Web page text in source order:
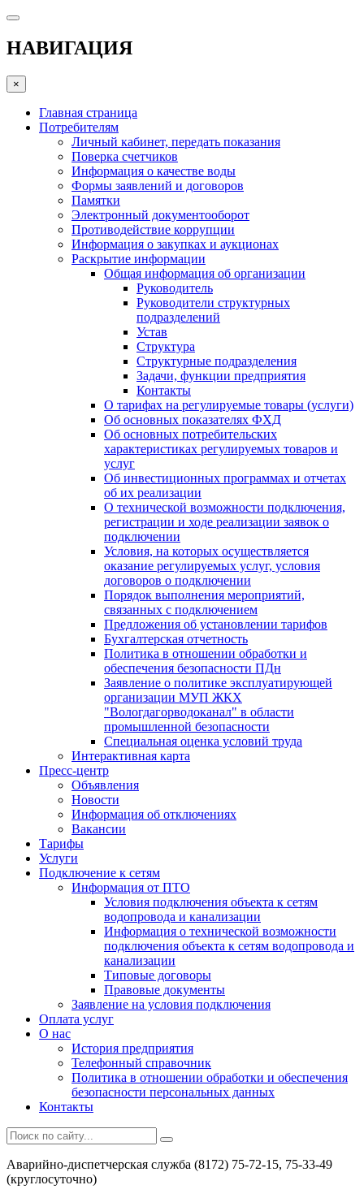
НАВИГАЦИЯ
×
Главная страница
Потребителям
Личный кабинет, передать показания
Поверка счетчиков
Информация о качестве воды
Формы заявлений и договоров
Памятки
Электронный документооборот
Противодействие коррупции
Информация о закупках и аукционах
Раскрытие информации
Общая информация об организации
Руководитель
Руководители структурных
подразделений
Устав
Структура
Структурные подразделения
Задачи, функции предприятия
Контакты
О тарифах на регулируемые товары (услуги)
Об основных показателях ФХД
Об основных потребительских
характеристиках регулируемых товаров и
услуг
Об инвестиционных программах и отчетах
об их реализации
О технической возможности подключения,
регистрации и ходе реализации заявок о
подключении
Условия, на которых осуществляется
оказание регулируемых услуг, условия
договоров о подключении
Порядок выполнения мероприятий,
связанных с подключением
Предложения об установлении тарифов
Бухгалтерская отчетность
Политика в отношении обработки и
обеспечения безопасности ПДн
Заявление о политике эксплуатирующей
организации МУП ЖКХ
"Вологдагорводоканал" в области
промышленной безопасности
Специальная оценка условий труда
Интерактивная карта
Пресс-центр
Объявления
Новости
Информация об отключениях
Вакансии
Тарифы
Услуги
Подключение к сетям
Информация от ПТО
Условия подключения объекта к сетям
водопровода и канализации
Информация о технической возможности
подключения объекта к сетям водопровода и
канализации
Типовые договоры
Правовые документы
Заявление на условия подключения
Оплата услуг
О нас
История предприятия
Телефонный справочник
Политика в отношении обработки и обеспечения
безопасности персональных данных
Контакты
Аварийно-диспетчерская служба (8172) 75-72-15, 75-33-49
(круглосуточно)